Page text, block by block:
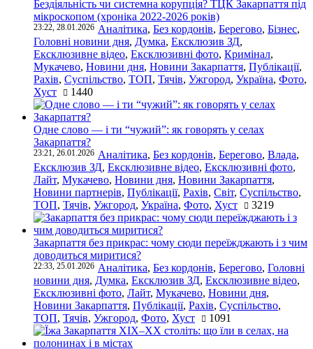
Бездіяльність чи системна корупція? ТЦК Закарпаття під
мікроскопом (хроніка 2022-2026 років)
23:22, 28.01.2026 Аналітика, Без кордонів, Берегово, Бізнес,
Головні новини дня, Думка, Ексклюзив ЗД,
Ексклюзивне відео, Ексклюзивні фото, Кримінал,
Мукачево, Новини дня, Новини Закарпаття, Публікації,
Рахів, Суспільство, ТОП, Тячів, Ужгород, Україна, Фото,
Хуст
1440
Одне слово — і ти “чужий”: як говорять у селах
Закарпаття?
23:21, 26.01.2026 Аналітика, Без кордонів, Берегово, Влада,
Ексклюзив ЗД, Ексклюзивне відео, Ексклюзивні фото,
Лайт, Мукачево, Новини дня, Новини Закарпаття,
Новини партнерів, Публікації, Рахів, Світ, Суспільство,
ТОП, Тячів, Ужгород, Україна, Фото, Хуст 3219
Закарпаття без прикрас: чому сюди переїжджають і з чим
доводиться миритися?
22:33, 25.01.2026 Аналітика, Без кордонів, Берегово, Головні
новини дня, Думка, Ексклюзив ЗД, Ексклюзивне відео,
Ексклюзивні фото, Лайт, Мукачево, Новини дня,
Новини Закарпаття, Публікації, Рахів, Суспільство,
ТОП, Тячів, Ужгород, Фото, Хуст 1091